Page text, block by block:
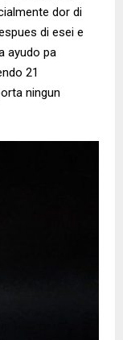
dor di
di esei e
ayudo pa
21
ningun